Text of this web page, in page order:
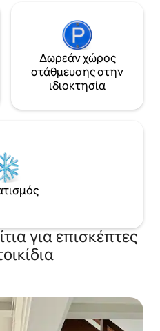
Δωρεάν χώρος
στάθμευσης στην
ιδιοκτησία
για επισκέπτες